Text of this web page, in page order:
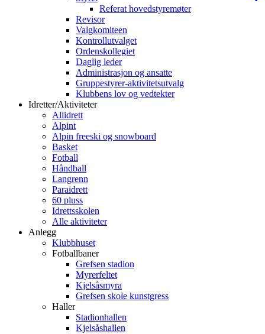
Referat hovedstyremøter
Revisor
Valgkomiteen
Kontrollutvalget
Ordenskollegiet
Daglig leder
Administrasjon og ansatte
Gruppestyrer-aktivitetsutvalg
Klubbens lov og vedtekter
Idretter/Aktiviteter
Allidrett
Alpint
Alpin freeski og snowboard
Basket
Fotball
Håndball
Langrenn
Paraidrett
60 pluss
Idrettsskolen
Alle aktiviteter
Anlegg
Klubbhuset
Fotballbaner
Grefsen stadion
Myrerfeltet
Kjelsåsmyra
Grefsen skole kunstgress
Haller
Stadionhallen
Kjelsåshallen